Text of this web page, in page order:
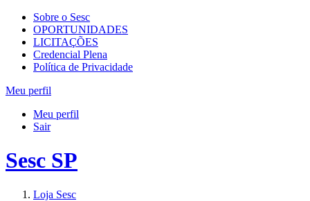
Sobre o Sesc
OPORTUNIDADES
LICITAÇÕES
Credencial Plena
Política de Privacidade
Meu perfil
Meu perfil
Sair
Sesc SP
Loja Sesc